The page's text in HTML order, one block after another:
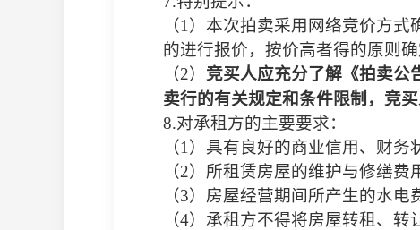
（1 ）本次拍卖采用网络竞价方式
的进行报价，按价高者得的原则确
（2） 竞买人应充分了解《拍卖公
卖行的有关规定和条件限制，竞
8.对承租方的主要要求：
（1 ）具有良好的商业信用、财务
（2）所租赁房屋的维护与修缮费
（3）房屋经营期间所产生的水电
（4）承租方不得将房屋转租、转